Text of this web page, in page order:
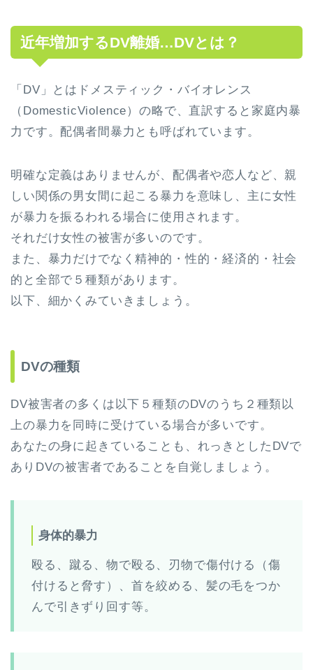
近年増加するDV離婚…DVとは？
「DV」とはドメスティック・バイオレンス
（DomesticViolence）の略で、直訳すると家庭内暴
力です。 配偶者間暴力とも呼ばれています。
明確な定義はありませんが、配偶者や恋人など、親
しい関係の男女間に起こる暴力を意味し、主に女性
が暴力を振るわれる場合に使用されます。
それだけ女性の被害が多いのです。
また、暴力だけでなく精神的・性的・経済的・社会
的と全部で５種類があります。
以下、細かくみていきましょう。
DVの種類
DV被害者の多くは以下５種類のDVのうち２種類以
上の暴力を同時に受けている場合が多いです。
あなたの身に起きていることも、れっきとしたDVで
ありDVの被害者であることを自覚しましょう。
身体的暴力
殴る、蹴る、物で殴る、刃物で傷付ける（傷
付けると脅す）、首を絞める、髪の毛をつか
んで引きずり回す等。